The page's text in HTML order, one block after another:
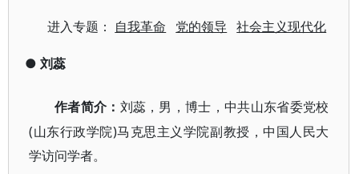
进入专题： 自我革命 党的领导 社会主义现代化
● 刘蕊
作者简介： 刘蕊，男，博士，中共山东省委党校
(山东行政学院)马 克思主义学院副教授，中国人民大
学访问学者。